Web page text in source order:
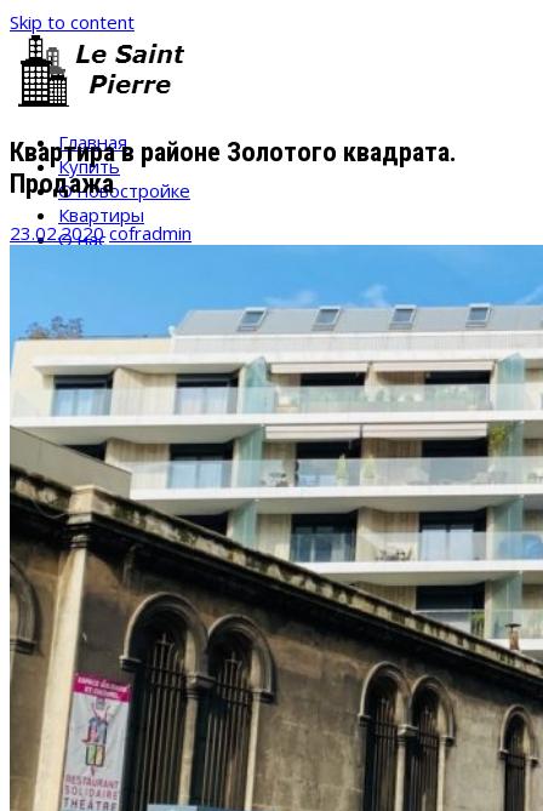
Skip to content
Главная
Купить
О новостройке
Квартиры
О нас
Квартира в районе Золотого квадрата.
Продажа
23.02.2020 cofradmin